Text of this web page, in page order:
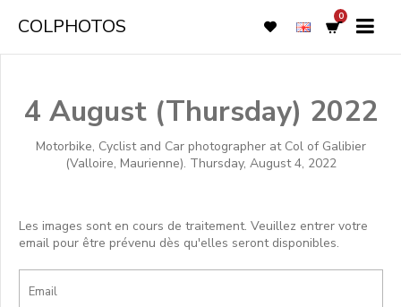
COLPHOTOS 0
4 August (Thursday) 2022
Motorbike, Cyclist and Car photographer at Col of Galibier
(Valloire, Maurienne). Thursday, August 4, 2022
Les images sont en cours de traitement. Veuillez entrer votre
email pour être prévenu dès qu'elles seront disponibles.